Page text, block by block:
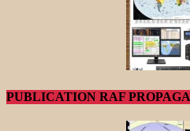
PUBLICATION RAF